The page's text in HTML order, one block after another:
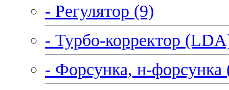
- Регулятор (9)
- Турбо-корректор
- Форсунка, н-форсунка